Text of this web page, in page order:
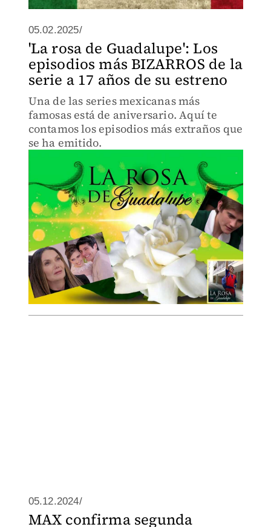
05.02.2025/
'La rosa de Guadalupe': Los
episodios más BIZARROS de la
serie a 17 años de su estreno
Una de las series mexicanas más
famosas está de aniversario. Aquí te
contamos los episodios más extraños que
se ha emitido.
05.12.2024/
MAX confirma segunda